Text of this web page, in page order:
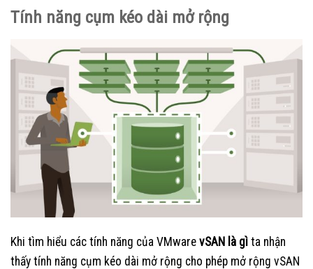
Tính năng cụm kéo dài mở rộng
Khi tìm hiểu các tính năng của VMware vSAN là gì ta nhận
thấy tính năng cụm kéo dài mở rộng cho phép mở rộng vSAN